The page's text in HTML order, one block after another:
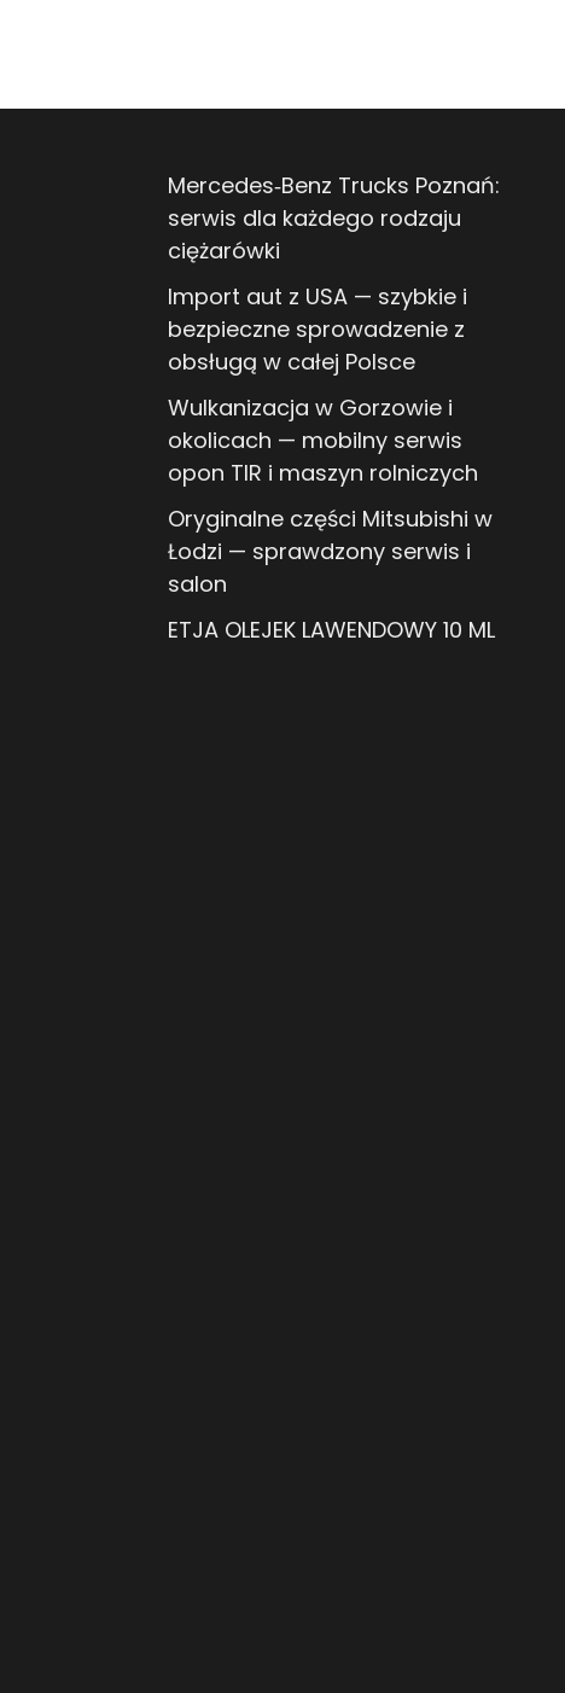
Mercedes‑Benz Trucks Poznań:
serwis dla każdego rodzaju
ciężarówki
Import aut z USA — szybkie i
bezpieczne sprowadzenie z
obsługą w całej Polsce
Wulkanizacja w Gorzowie i
okolicach — mobilny serwis
opon TIR i maszyn rolniczych
Oryginalne części Mitsubishi w
Łodzi — sprawdzony serwis i
salon
ETJA OLEJEK LAWENDOWY 10 ML